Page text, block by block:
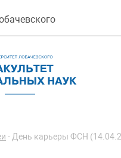
-День карьеры ФСН